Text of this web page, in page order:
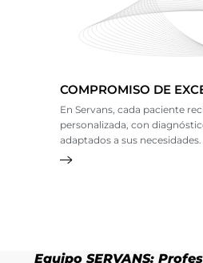
COMPROMISO DE
En Servans, cada paciente
personalizada, con
adaptados a sus necesidades.
Equipo SERVANS: